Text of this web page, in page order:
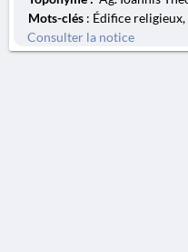
Mots-clés : Édifice
Consulter la notice